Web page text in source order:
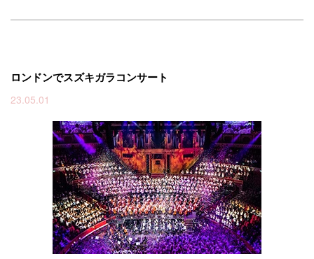
ロンドンでスズキガラコンサート
23.05.01